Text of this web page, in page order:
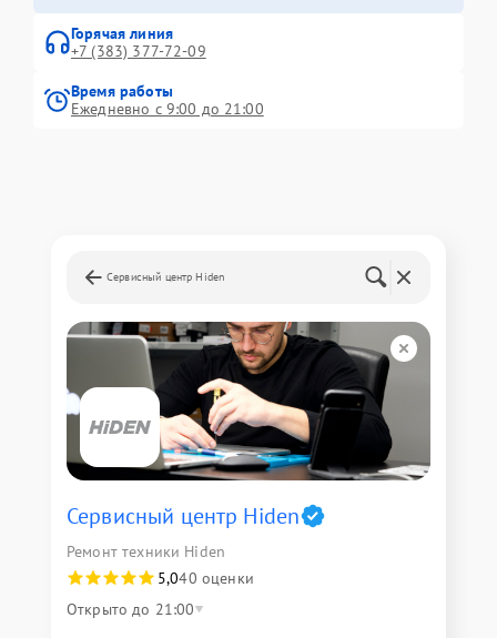
Горячая линия
+7 (383) 377-72-09
Время работы
Ежедневно с 9:00 до 21:00
Сервисный центр Hiden
Сервисный центр Hiden
Ремонт техники Hiden
5,040 оценки
Открыто до 21:00